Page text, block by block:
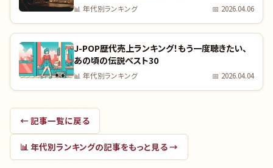
📊 年代別ランキング 📅 2026.04.06
J-POP歴代売上ランキング！もう一度聴きたい、
あの頃の伝説ベスト30
📊 年代別ランキング 📅 2026.04.04
← 記事一覧に戻る
📊 年代別ランキングの記事をもっと見る →